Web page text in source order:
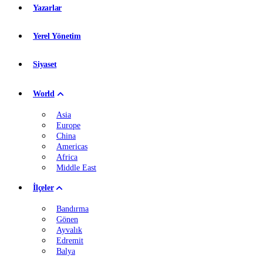
Yazarlar
Yerel Yönetim
Siyaset
World
Asia
Europe
China
Americas
Africa
Middle East
İlçeler
Bandırma
Gönen
Ayvalık
Edremit
Balya